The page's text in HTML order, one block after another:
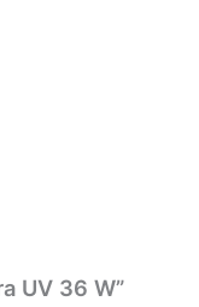
UV 36 W”